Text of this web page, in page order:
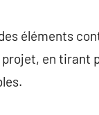
éléments
projet, en